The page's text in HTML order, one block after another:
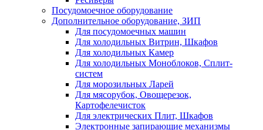
Посудомоечное оборудование
Дополнительное оборудование, ЗИП
Для посудомоечных машин
Для холодильных Витрин, Шкафов
Для холодильных Камер
Для холодильных Моноблоков, Сплит-
систем
Для морозильных Ларей
Для мясорубок, Овощерезок,
Картофелечисток
Для электрических Плит, Шкафов
Электронные запирающие механизмы